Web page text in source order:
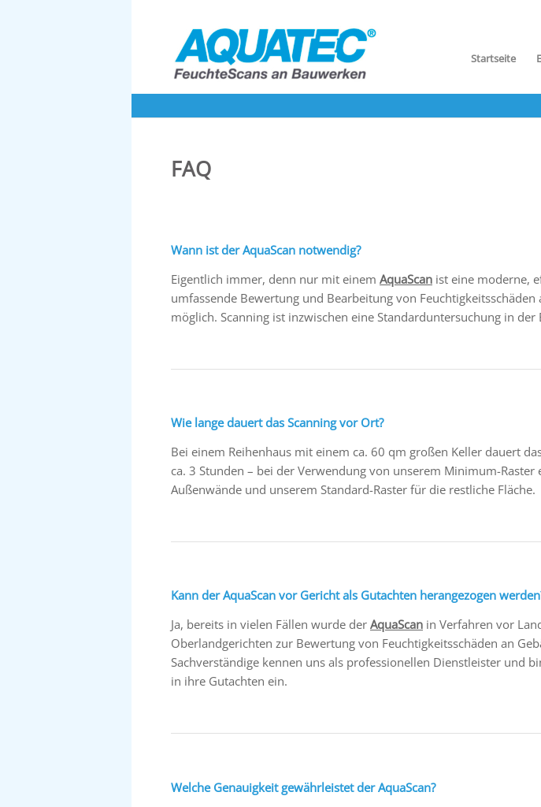
Startseite
FAQ
Wann ist der AquaScan notwendig?
Eigentlich immer, denn nur mit einem AquaScan ist eine moderne,
umfassende Bewertung und Bearbeitung von Feuchtigkeitsschäden
möglich. Scanning ist inzwischen eine Standarduntersuchung in der
Wie lange dauert das Scanning vor Ort?
Bei einem Reihenhaus mit einem ca. 60 qm großen Keller dauert
ca. 3 Stunden – bei der Verwendung von unserem Minimum-Raster
Außenwände und unserem Standard-Raster für die restliche Fläche.
Kann der AquaScan vor Gericht als Gutachten herangezogen
Ja, bereits in vielen Fällen wurde der AquaScan in Verfahren vor
Oberlandgerichten zur Bewertung von Feuchtigkeitsschäden an
Sachverständige kennen uns als professionellen Dienstleister und
in ihre Gutachten ein.
Welche Genauigkeit gewährleistet der AquaScan?